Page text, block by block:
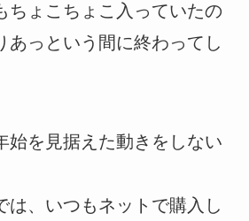
ちょこちょこ入っていたの
あっという間に終わってし
始を見据えた動きをしない
は、いつもネットで購入し